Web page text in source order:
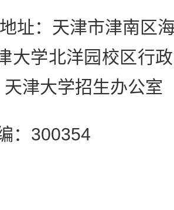
：天津市津南区海
大学北洋园校区行
津大学招生办公室
300354